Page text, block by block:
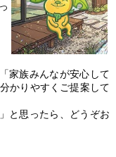
家族みんなが安心して
かりやすくご提案して
と思ったら、どうぞお